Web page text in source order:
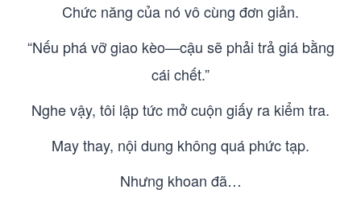
Chức năng của nó vô cùng đơn giản.
“Nếu phá vỡ giao kèo—cậu sẽ phải trả giá bằng
cái chết.”
Nghe vậy, tôi lập tức mở cuộn giấy ra kiểm tra.
May thay, nội dung không quá phức tạp.
Nhưng khoan đã…